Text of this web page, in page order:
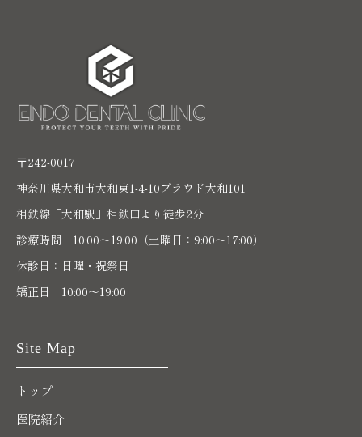
〒242-0017
神奈川県大和市大和東1-4-10プラウド大和101
相鉄線「大和駅」相鉄口より徒歩2分
診療時間 10:00〜19:00（土曜日：9:00～17:00）
休診日：日曜・祝祭日
矯正日 10:00～19:00
Site Map
トップ
医院紹介